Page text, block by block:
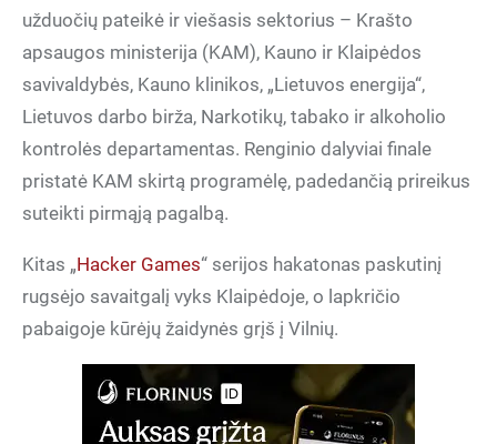
užduočių pateikė ir viešasis sektorius – Krašto
apsaugos ministerija (KAM), Kauno ir Klaipėdos
savivaldybės, Kauno klinikos, „Lietuvos energija“,
Lietuvos darbo birža, Narkotikų, tabako ir alkoholio
kontrolės departamentas. Renginio dalyviai finale
pristatė KAM skirtą programėlę, padedančią prireikus
suteikti pirmąją pagalbą.
Kitas „Hacker Games“ serijos hakatonas paskutinį
rugsėjo savaitgalį vyks Klaipėdoje, o lapkričio
pabaigoje kūrėjų žaidynės grįš į Vilnių.